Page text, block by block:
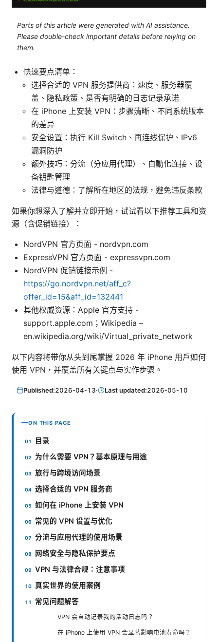
Parts of this article were generated with AI assistance.
Please double-check important details before relying on
them.
快速要点清单：
选择合适的 VPN 服务提供商：速度、服务器覆
盖、隐私政策、是否有明确的日志记录承诺
在 iPhone 上安装 VPN：步骤清晰、不同系统版本
的差异
安全设置：执行 Kill Switch、再连线保护、IPv6
漏洞防护
额外技巧：分流（分应用代理）、自動化连接、设
备钥匙管理
法律与道德：了解所在地区的法规，避免违反条款
如果你想深入了解并立即开始，试试看以下推荐工具和资
源（含促销链接）：
NordVPN 官方页面 - nordvpn.com
ExpressVPN 官方页面 - expressvpn.com
NordVPN 促销链接示例 -
https://go.nordvpn.net/aff_c?
offer_id=15&aff_id=132441
其他权威资源：Apple 官方支持 -
support.apple.com；Wikipedia –
en.wikipedia.org/wiki/Virtual_private_network
以下内容将带你从头到尾掌握 2026 年 iPhone 用户如何
使用 VPN，并覆盖所有关键点与实作步骤。
Published:2026-04-13· Last updated:2026-05-10
ON THIS PAGE
目录
为什么需要 VPN？基本原理与用途
旅行与跨境访问场景
选择合适的 VPN 服务商
如何在 iPhone 上安装 VPN
常见的 VPN 设置与优化
分流与应用代理的使用场景
网络安全与隐私保护要点
VPN 与法律合规：注意事项
真实世界的使用案例
常见问题解答
VPN 会自动记录我的活动日志吗？
在 iPhone 上使用 VPN 会显著影响电池寿命吗？